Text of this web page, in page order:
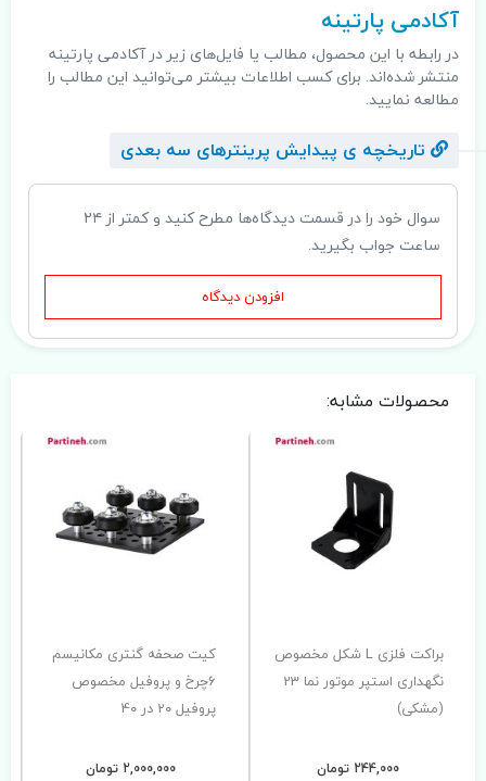
آکادمی پارتینه
در رابطه با این محصول، مطالب یا فایل‌های زیر در آکادمی پارتینه
منتشر شده‌اند. برای کسب اطلاعات بیشتر می‌توانید این مطالب را
مطالعه نمایید.
تاریخچه ی پیدایش پرینترهای سه بعدی
سوال خود را در قسمت دیدگاه‌ها مطرح کنید و کمتر از ۲۴
ساعت جواب بگیرید.
افزودن دیدگاه
محصولات مشابه:
براکت فلزی L شکل مخصوص
نگهداری استپر موتور نما 23
(مشکی)
244,000 تومان
کیت صحفه گنتری مکانیسم
6چرخ و پروفیل مخصوص
پروفیل 20 در 40
2,000,000 تومان